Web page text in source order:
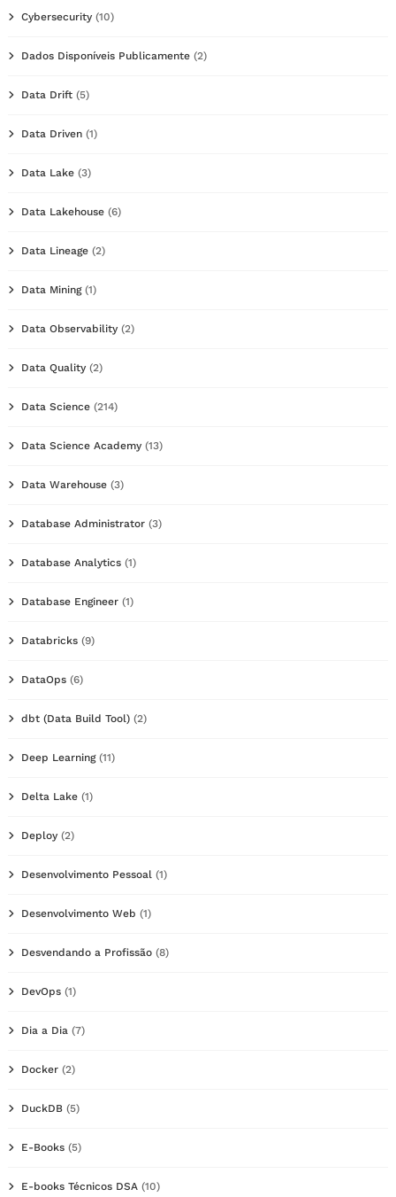
Cybersecurity (10)
Dados Disponíveis Publicamente (2)
Data Drift (5)
Data Driven (1)
Data Lake (3)
Data Lakehouse (6)
Data Lineage (2)
Data Mining(1)
Data Observability (2)
Data Quality (2)
Data Science (214)
Data Science Academy (13)
Data Warehouse (3)
Database Administrator (3)
Database Analytics (1)
Database Engineer (1)
Databricks (9)
DataOps (6)
dbt (Data Build Tool) (2)
Deep Learning(11)
Delta Lake (1)
Deploy (2)
Desenvolvimento Pessoal (1)
Desenvolvimento Web (1)
Desvendando a Profissão (8)
DevOps (1)
Dia a Dia (7)
Docker (2)
DuckDB (5)
E-Books (5)
E-books Técnicos DSA (10)